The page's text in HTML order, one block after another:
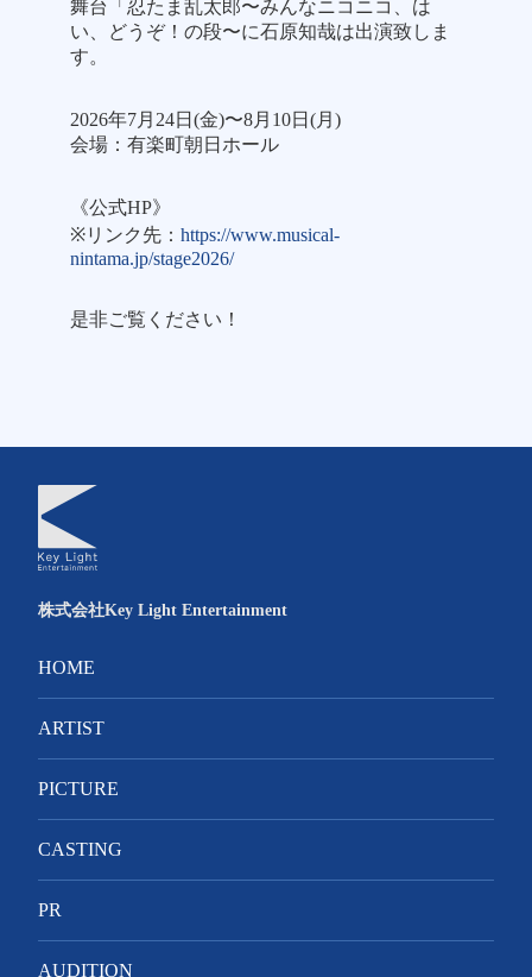
舞台「忍たま乱太郎〜みんなニコニコ、は
い、どうぞ！の段〜に石原知哉は出演致しま
す。
2026年7月24日(金)〜8月10日(月)
会場：有楽町朝日ホール
《公式HP》
※リンク先： https://www.musical-
nintama.jp/stage2026/
是非ご覧ください！
株式会社Key Light Entertainment
HOME
ARTIST
PICTURE
CASTING
PR
AUDITION